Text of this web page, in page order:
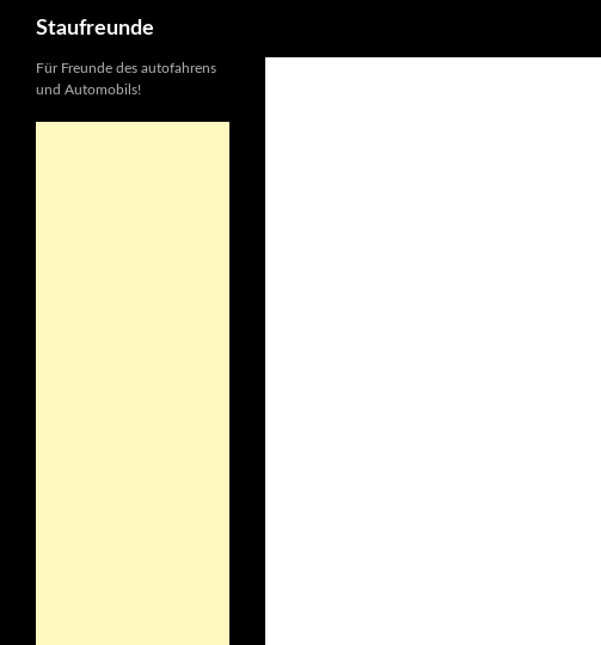
Staufreunde
Für Freunde des autofahrens
und Automobils!